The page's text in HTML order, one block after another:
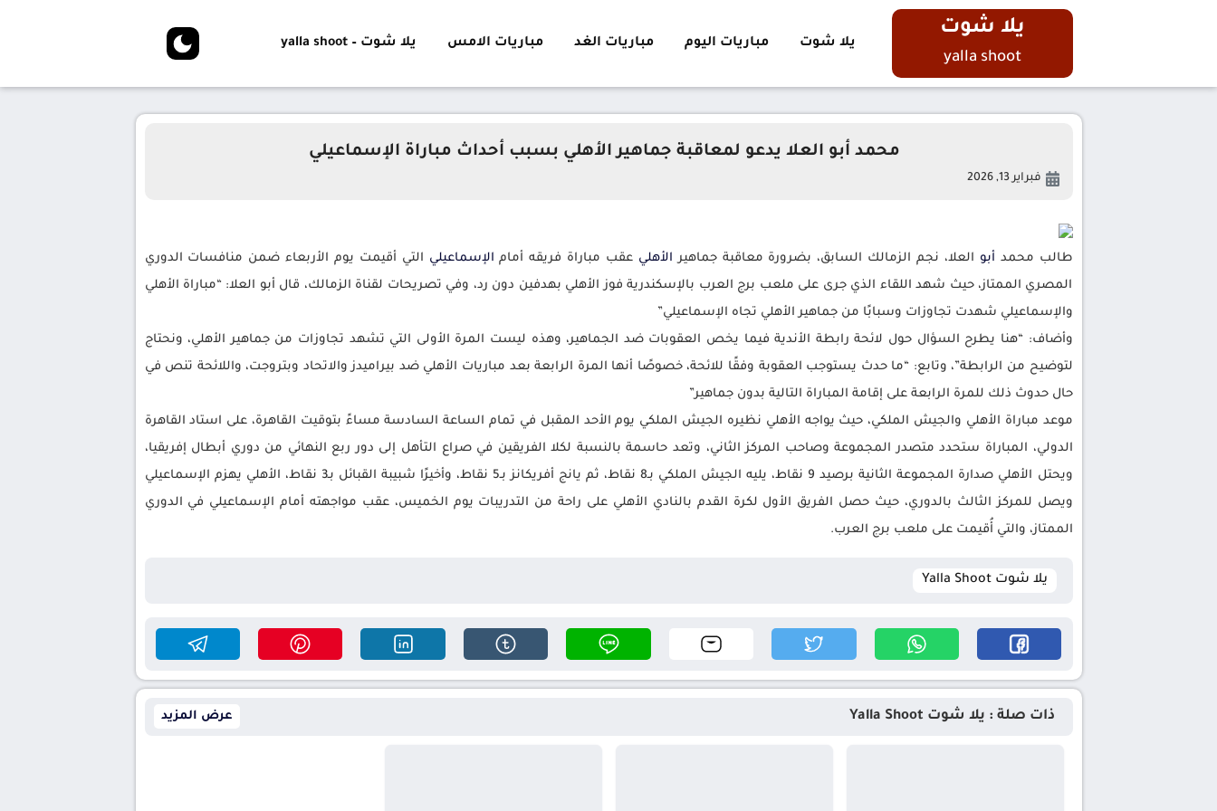
يلا شوت
yalla shoot
يلا شوت مباريات اليوم مباريات الغد مباريات الامس يلا شوت – yalla shoot
محمد أبو العلا يدعو لمعاقبة جماهير الأهلي بسبب أحداث مباراة الإسماعيلي
فبراير 13, 2026
طالب محمد أبو العلا، نجم الزمالك السابق، بضرورة معاقبة جماهير الأهلي عقب مباراة فريقه أمام الإسماعيلي التي أقيمت يوم الأربعاء ضمن منافسات الدوري
المصري الممتاز، حيث شهد اللقاء الذي جرى على ملعب برج العرب بالإسكندرية فوز الأهلي بهدفين دون رد، وفي تصريحات لقناة الزمالك، قال أبو العلا: “مباراة الأهلي
والإسماعيلي شهدت تجاوزات وسبابًا من جماهير الأهلي تجاه الإسماعيلي”
وأضاف: “هنا يطرح السؤال حول لائحة رابطة الأندية فيما يخص العقوبات ضد الجماهير، وهذه ليست المرة الأولى التي تشهد تجاوزات من جماهير الأهلي، ونحتاج
لتوضيح من الرابطة”، وتابع: “ما حدث يستوجب العقوبة وفقًا للائحة، خصوصًا أنها المرة الرابعة بعد مباريات الأهلي ضد بيراميدز والاتحاد وبتروجت، واللائحة تنص في
حال حدوث ذلك للمرة الرابعة على إقامة المباراة التالية بدون جماهير”
موعد مباراة الأهلي والجيش الملكي، حيث يواجه الأهلي نظيره الجيش الملكي يوم الأحد المقبل في تمام الساعة السادسة مساءً بتوقيت القاهرة، على استاد القاهرة
الدولي، المباراة ستحدد متصدر المجموعة وصاحب المركز الثاني، وتعد حاسمة بالنسبة لكلا الفريقين في صراع التأهل إلى دور ربع النهائي من دوري أبطال إفريقيا،
ويحتل الأهلي صدارة المجموعة الثانية برصيد 9 نقاط، يليه الجيش الملكي بـ8 نقاط، ثم يانج أفريكانز بـ5 نقاط، وأخيرًا شبيبة القبائل بـ3 نقاط، الأهلي يهزم الإسماعيلي
ويصل للمركز الثالث بالدوري، حيث حصل الفريق الأول لكرة القدم بالنادي الأهلي على راحة من التدريبات يوم الخميس، عقب مواجهته أمام الإسماعيلي في الدوري
الممتاز، والتي أُقيمت على ملعب برج العرب.
يلا شوت Yalla Shoot
ذات صلة : يلا شوت Yalla Shoot عرض المزيد